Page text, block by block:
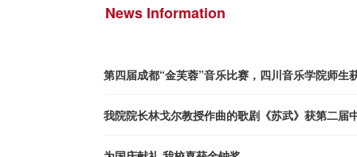
News Information
第四届成都“金芙蓉”音乐比赛，四川音乐学院师生
我院院长林戈尔教授作曲的歌剧《苏武》获第二届